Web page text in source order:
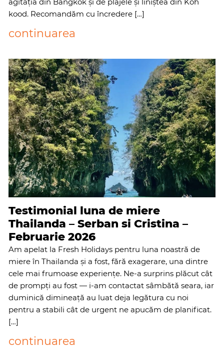
kood. Recomandăm cu încredere […]
continuarea
Testimonial luna de miere
Thailanda – Serban si Cristina –
Februarie 2026
Am apelat la Fresh Holidays pentru luna noastră de
miere în Thailanda și a fost, fără exagerare, una dintre
cele mai frumoase experiențe. Ne-a surprins plăcut cât
de prompți au fost — i-am contactat sâmbătă seara, iar
duminică dimineață au luat deja legătura cu noi
pentru a stabili cât de urgent ne apucăm de planificat.
[…]
continuarea